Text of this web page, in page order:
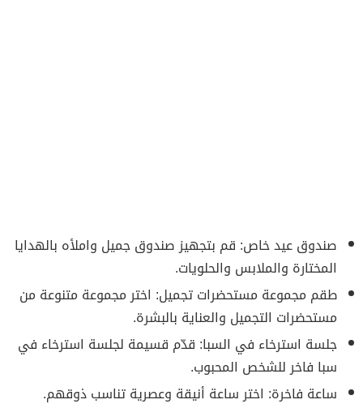
صندوق عيد خاص: قم بتجهيز صندوق جميل واملأه بالهدايا
المختارة والملابس والحلويات.
طقم مجموعة مستحضرات تجميل: اختر مجموعة متنوعة من
مستحضرات التجميل والعناية بالبشرة.
جلسة استرخاء في السبا: قدّم قسيمة لجلسة استرخاء في
سبا فاخر للشخص المحبوب.
ساعة فاخرة: اختر ساعة أنيقة وعصرية تناسب ذوقهم.